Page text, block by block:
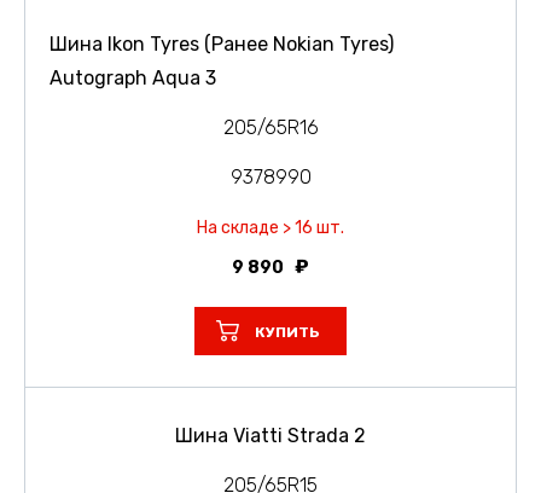
Шина Ikon Tyres (Ранее Nokian Tyres)
Autograph Aqua 3
205/65R16
9378990
На складе > 16 шт.
9 890
КУПИТЬ
Шина Viatti Strada 2
205/65R15